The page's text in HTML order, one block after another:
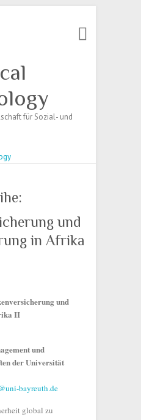
für Sozial- und
und
in Afrika
und
II
und
der Universität
bayreuth.de
global zu